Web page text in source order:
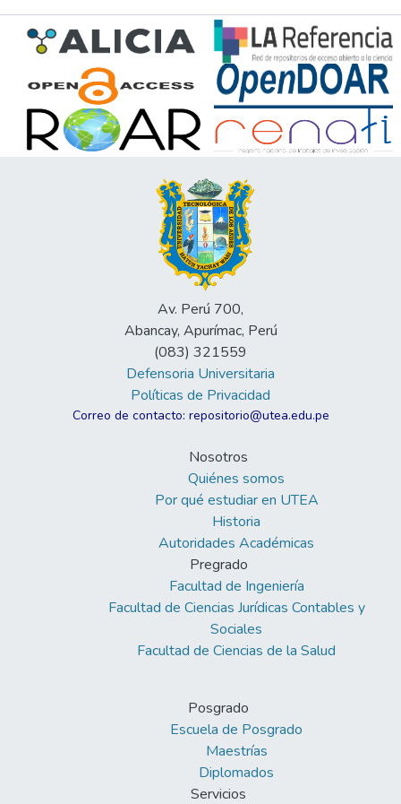
Av. Perú 700,
Abancay, Apurímac, Perú
(083) 321559
Defensoria Universitaria
Políticas de Privacidad
Correo de contacto: repositorio@utea.edu.pe
Nosotros
Quiénes somos
Por qué estudiar en UTEA
Historia
Autoridades Académicas
Pregrado
Facultad de Ingeniería
Facultad de Ciencias Jurídicas Contables y
Sociales
Facultad de Ciencias de la Salud
Posgrado
Escuela de Posgrado
Maestrías
Diplomados
Servicios